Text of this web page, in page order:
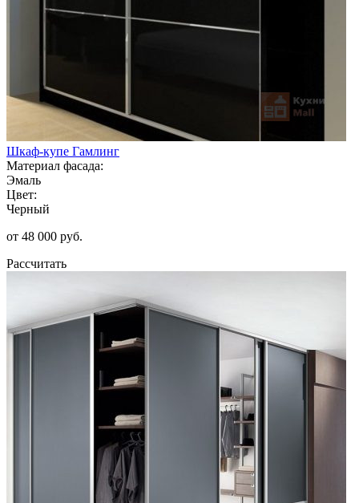
Шкаф-купе Гамлинг
Материал фасада:
Эмаль
Цвет:
Черный
от 48 000 руб.
Рассчитать